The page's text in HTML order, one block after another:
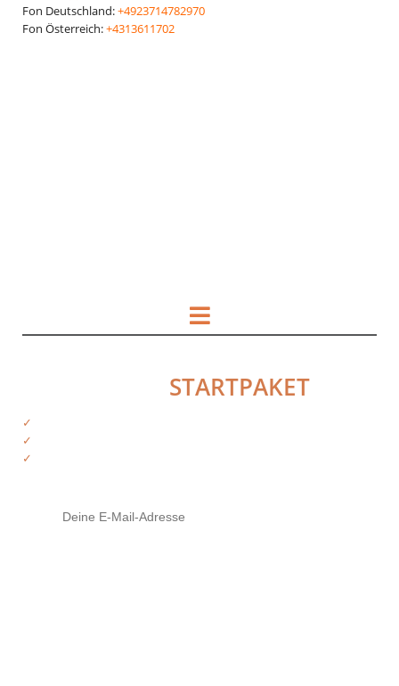
Fon Deutschland:+4923714782970
Fon Österreich:+4313611702
STARTPAKET
✓
✓
✓